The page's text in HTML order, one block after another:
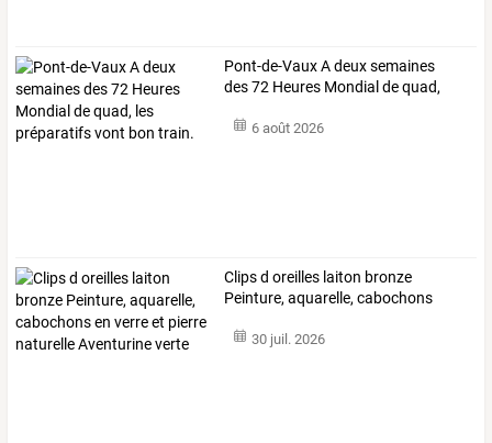
Pont-de-VauxAdeuxsemaines
des72 Heures Mondial dequad,
6 août 2026
Clipsd oreilles laiton bronze
Peinture,aquarelle,cabochons
30 juil. 2026